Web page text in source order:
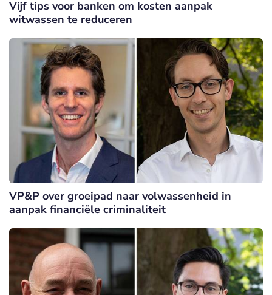
Vijf tips voor banken om kosten aanpak
witwassen te reduceren
VP&P over groeipad naar volwassenheid in
aanpak financiële criminaliteit